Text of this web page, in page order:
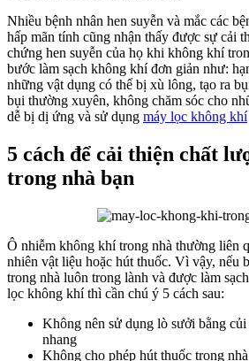
Nhiều bệnh nhân hen suyễn và mắc các
hấp mãn tính cũng nhận thấy được sự cải
chứng hen suyễn của họ khi không khí
bước làm sạch không khí đơn giản như:
những vật dụng có thể bị xù lông, tạo ra
bụi thường xuyên, không chăm sóc cho
dễ bị dị ứng và sử dụng máy lọc không khí
5 cách để cải thiện chất
trong nhà bạn
Ô nhiễm không khí trong nhà thường liên
nhiên vật liệu hoặc hút thuốc. Vì vậy, nếu
trong nhà luôn trong lành và được làm
lọc không khí thì cần chú ý 5 cách sau:
Không nên sử dụng lò sưởi bằng
nhang
Không cho phép hút thuốc trong